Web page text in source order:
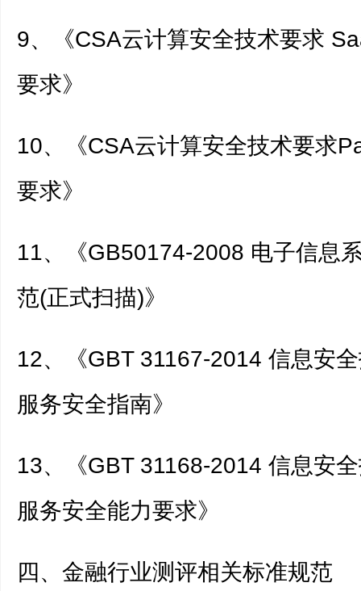
9、《CSA云计算安全技术要求
要求》
10、《CSA云计算安全技术要求
要求》
11、《GB50174-2008 电子信息
范(正式扫描)》
12、《GBT 31167-2014 信息安
服务安全指南》
13、《GBT 31168-2014 信息安
服务安全能力要求》
四、金融行业测评相关标准规范